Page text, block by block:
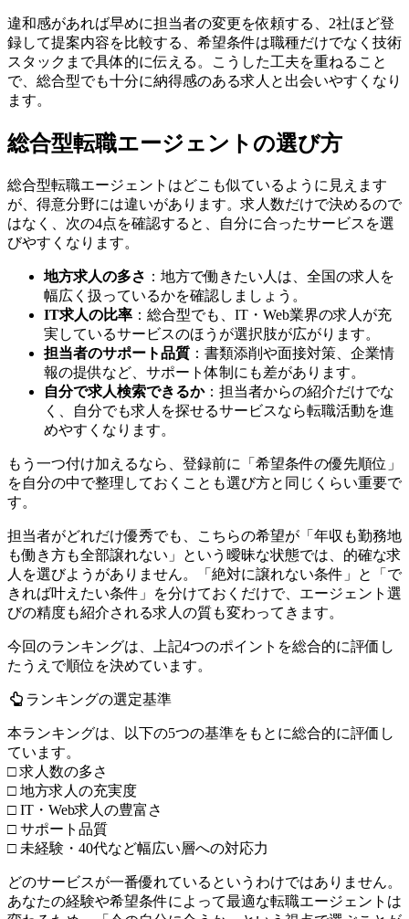
違和感があれば早めに担当者の変更を依頼する、2社ほど登
録して提案内容を比較する、希望条件は職種だけでなく技術
スタックまで具体的に伝える。こうした工夫を重ねること
で、総合型でも十分に納得感のある求人と出会いやすくなり
ます。
総合型転職エージェントの選び方
総合型転職エージェントはどこも似ているように見えます
が、得意分野には違いがあります。求人数だけで決めるので
はなく、次の4点を確認すると、自分に合ったサービスを選
びやすくなります。
地方求人の多さ ：地方で働きたい人は、全国の求人を
幅広く扱っているかを確認しましょう。
IT求人の比率 ：総合型でも、IT・Web業界の求人が充
実しているサービスのほうが選択肢が広がります。
担当者のサポート品質 ：書類添削や面接対策、企業情
報の提供など、サポート体制にも差があります。
自分で求人検索できるか：担当者からの紹介だけでな
く、自分でも求人を探せるサービスなら転職活動を進
めやすくなります。
もう一つ付け加えるなら、登録前に「希望条件の優先順位」
を自分の中で整理しておくことも選び方と同じくらい重要で
す。
担当者がどれだけ優秀でも、こちらの希望が「年収も勤務地
も働き方も全部譲れない」という曖昧な状態では、的確な求
人を選びようがありません。「絶対に譲れない条件」と「で
きれば叶えたい条件」を分けておくだけで、エージェント選
びの精度も紹介される求人の質も変わってきます。
今回のランキングは、上記4つのポイントを総合的に評価し
たうえで順位を決めています。
ランキングの選定基準
本ランキングは、以下の5つの基準をもとに総合的に評価し
ています。
□ 求人数の多さ
□ 地方求人の充実度
□ IT・Web求人の豊富さ
□ サポート品質
□ 未経験・40代など幅広い層への対応力
どのサービスが一番優れているというわけではありません。
あなたの経験や希望条件によって最適な転職エージェントは